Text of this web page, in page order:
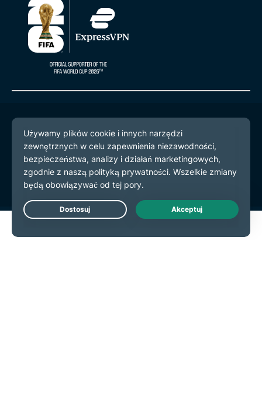
© 2026 ExpressVPN. Wszystkie prawa zastrzeżone.
Polityka prywatności
Warunki użytkowania
preferencje plików cookie
Live Chat